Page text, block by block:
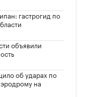
гастрогид по
объявили
об ударах по
на